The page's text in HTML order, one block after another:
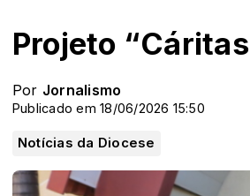
Projeto
Por Jornalismo
Publicado em 18/06/2026 15:50
Notícias da Diocese